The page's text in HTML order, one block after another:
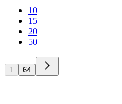
10
15
20
50
1 64